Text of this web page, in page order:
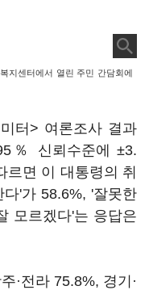
지센터에서 열린 주민 간담회에
터> 여론조사 결과
％ 신뢰수준에 ±3.
르면 이 대통령의 취
'가 58.6%, '잘못한
모르겠다'는 응답은
·전라 75.8%, 경기·